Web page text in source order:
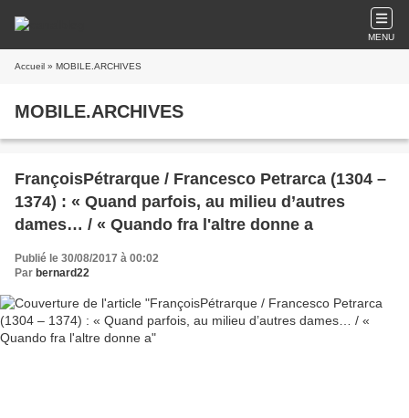
MENU
Accueil » MOBILE.ARCHIVES
MOBILE.ARCHIVES
FrançoisPétrarque / Francesco Petrarca (1304 –
1374) : « Quand parfois, au milieu d’autres
dames… / « Quando fra l'altre donne a
Publié le 30/08/2017 à 00:02
Par bernard22